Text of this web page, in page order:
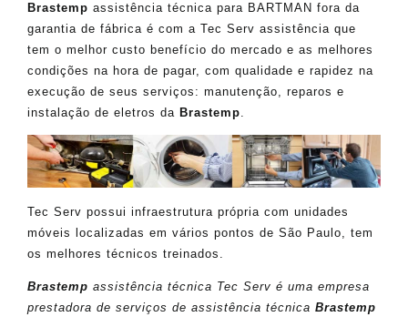
Brastemp assistência técnica para BARTMAN fora da
garantia de fábrica é com a Tec Serv assistência que
tem o melhor custo benefício do mercado e as melhores
condições na hora de pagar, com qualidade e rapidez na
execução de seus serviços: manutenção, reparos e
instalação de eletros da Brastemp.
Tec Serv possui infraestrutura própria com unidades
móveis localizadas em vários pontos de São Paulo, tem
os melhores técnicos treinados.
Brastemp assistência técnica Tec Serv é uma empresa
prestadora de serviços de assistência técnica Brastemp